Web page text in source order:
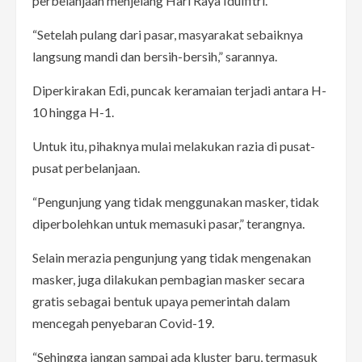
“Setelah pulang dari pasar, masyarakat sebaiknya
langsung mandi dan bersih-bersih,” sarannya.
Diperkirakan Edi, puncak keramaian terjadi antara H-
10 hingga H-1.
Untuk itu, pihaknya mulai melakukan razia di pusat-
pusat perbelanjaan.
“Pengunjung yang tidak menggunakan masker, tidak
diperbolehkan untuk memasuki pasar,” terangnya.
Selain merazia pengunjung yang tidak mengenakan
masker, juga dilakukan pembagian masker secara
gratis sebagai bentuk upaya pemerintah dalam
mencegah penyebaran Covid-19.
“Sehingga jangan sampai ada kluster baru, termasuk